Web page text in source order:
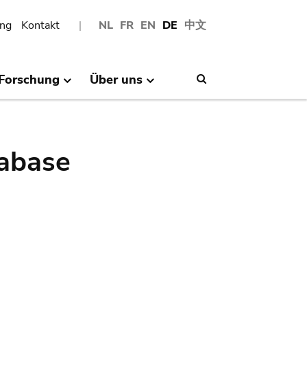
NL FR EN DE 中文
Kontakt
Über uns